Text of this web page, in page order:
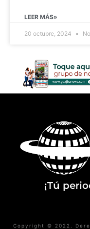
LEER MÁS»
20 octubre, 2024
¡Tú
Copyright © 2022.